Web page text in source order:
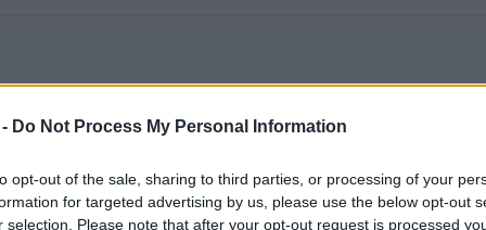
Do Not Process My Personal Information
opt-out of the sale, sharing to third parties, or processing of your
for targeted advertising by us, please use the below opt-out
selection. Please note that after your opt-out request is processed
lehet a természetpusztító